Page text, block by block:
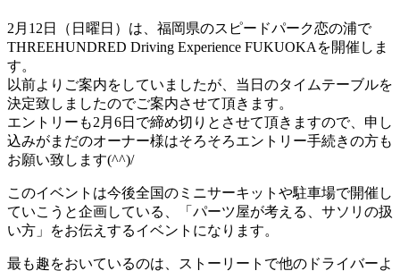
2月12日（日曜日）は、福岡県のスピードパーク恋の浦で
THREEHUNDRED Driving Experience FUKUOKAを開催しま
す。
以前よりご案内をしていましたが、当日のタイムテーブルを
決定致しましたのでご案内させて頂きます。
エントリーも2月6日で締め切りとさせて頂きますので、申し
込みがまだのオーナー様はそろそろエントリー手続きの方も
お願い致します(^^)/
このイベントは今後全国のミニサーキットや駐車場で開催し
ていこうと企画している、「パーツ屋が考える、サソリの扱
い方」をお伝えするイベントになります。
最も趣をおいているのは、ストーリートで他のドライバーよ